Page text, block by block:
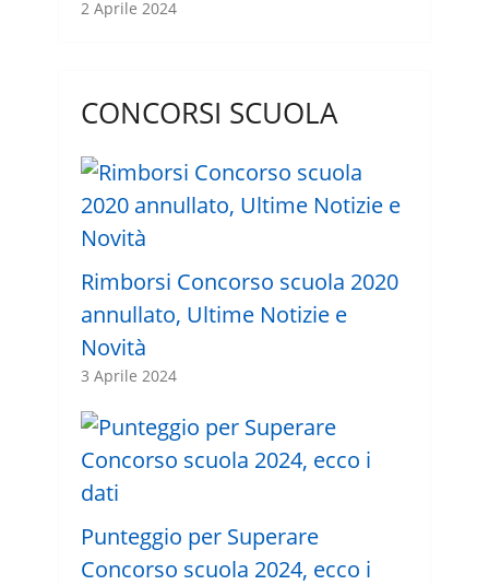
2 Aprile 2024
CONCORSI SCUOLA
Rimborsi Concorso scuola 2020
annullato, Ultime Notizie e
Novità
3 Aprile 2024
Punteggio per Superare
Concorso scuola 2024, ecco i